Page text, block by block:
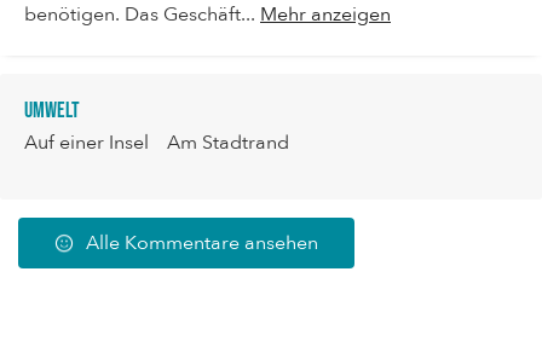
benötigen. Das Geschäft... Mehr anzeigen
Umwelt
Auf einer Insel Am Stadtrand
Alle Kommentare ansehen